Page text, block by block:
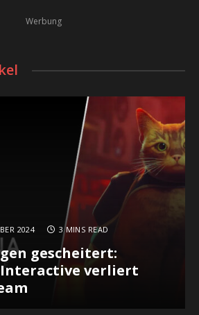
Werbung
2024 3 MINS READ
gescheitert:
verliert